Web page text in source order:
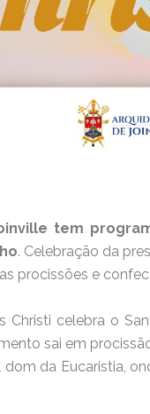
tem
. Celebração da
procissões e
Christi celebra o
sai em
da Eucaristia,